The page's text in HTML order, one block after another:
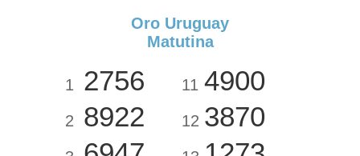
Oro Uruguay
Matutina
1 2756
2 8922
11 4900
12 3870